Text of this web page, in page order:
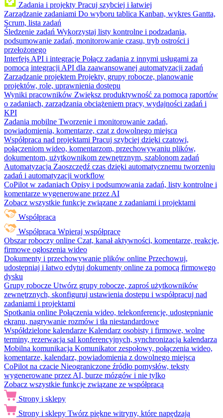
Zadania i projekty Pracuj szybciej i łatwiej
Zarządzanie zadaniami Do wyboru tablica Kanban, wykres Gantta,
Scrum, lista zadań
Śledzenie zadań Wykorzystaj listy kontrolne i podzadania,
podsumowanie zadań, monitorowanie czasu, tryb ostrości i
przełożonego
Interfejs API i integracje Połącz zadania z innymi usługami za
pomocą integracji API dla zaawansowanej automatyzacji zadań
Zarządzanie projektem Projekty, grupy robocze, planowanie
projektów, role, uprawnienia dostępu
Wyniki pracowników Zwiększ produktywność za pomocą raportów
o zadaniach, zarządzania obciążeniem pracy, wydajności zadań i
KPI
Zadania mobilne Tworzenie i monitorowanie zadań,
powiadomienia, komentarze, czat z dowolnego miejsca
Współpraca nad projektami Pracuj szybciej dzięki czatowi,
połączeniom wideo, komentarzom, przechowywaniu plików,
dokumentom, użytkownikom zewnętrznym, szablonom zadań
Automatyzacja Zaoszczędź czas dzięki automatycznemu tworzeniu
zadań i automatyzacji workflow
CoPilot w zadaniach Opisy i podsumowania zadań, listy kontrolne i
komentarze wygenerowane przez AI
Zobacz wszystkie funkcje związane z zadaniami i projektami
Współpraca
Współpraca Wpieraj współpracę
Obszar roboczy online Czat, kanał aktywności, komentarze, reakcje,
firmowe ogłoszenia wideo
Dokumenty i przechowywanie plików online Przechowuj,
udostępniaj i łatwo edytuj dokumenty online za pomocą firmowego
dysku
Grupy robocze Utwórz grupy robocze, zaproś użytkowników
zewnętrznych, skonfiguruj ustawienia dostępu i współpracuj nad
zadaniami i projektami
Spotkania online Połączenia wideo, telekonferencje, udostępnianie
ekranu, nagrywanie rozmów i tła niestandardowe
Współdzielone kalendarze Kalendarz osobisty i firmowe, wolne
terminy, rezerwacja sal konferencyjnych, synchronizacja kalendarza
Mobilna komunikacja Komunikator zespołowy, połączenia wideo,
komentarze, kalendarz, powiadomienia z dowolnego miejsca
CoPilot na czacie Nieograniczone źródło pomysłów, teksty
wygenerowane przez AI, burze mózgów i nie tylko
Zobacz wszystkie funkcje związane ze współpracą
Strony i sklepy
Strony i sklepy Twórz piękne witryny, które napędzają